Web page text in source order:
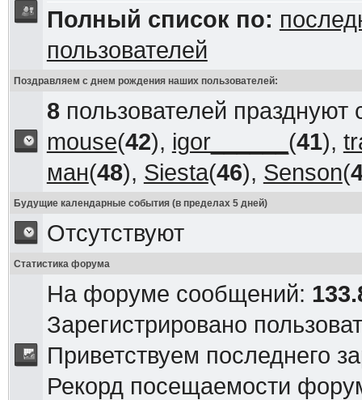
Полный список по:
пользователей
Поздравляем с днем рождения наших пользователей:
8пользователей празднуют
mouse(42), igor______ (41),
ман(48), Siesta(46), Senson(
Будущие календарные события (в пределах 5 дней)
Отсутствуют
Статистика форума
На форуме сообщений:
Зарегистрировано
Приветствуем последнего
Рекорд посещаемости